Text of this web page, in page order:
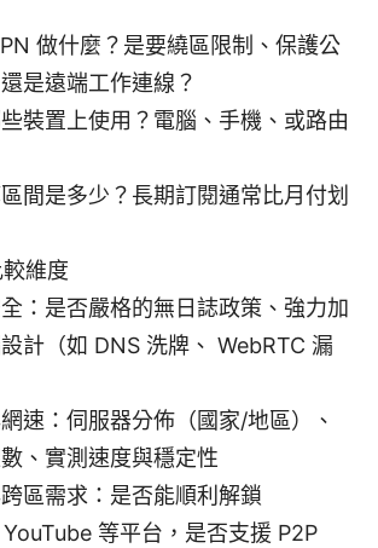
做什麼？是要繞區限制、保護公
是遠端工作連線？
裝置上使用？電腦、手機、或路由
間是多少？長期訂閱通常比月付划
維度
：是否嚴格的無日誌政策、強力加
計（如 DNS 洗牌、 WebRTC 漏
速：伺服器分佈（國家/地區）、
、實測速度與穩定性
區需求：是否能順利解鎖
等平台，是否支援 P2P